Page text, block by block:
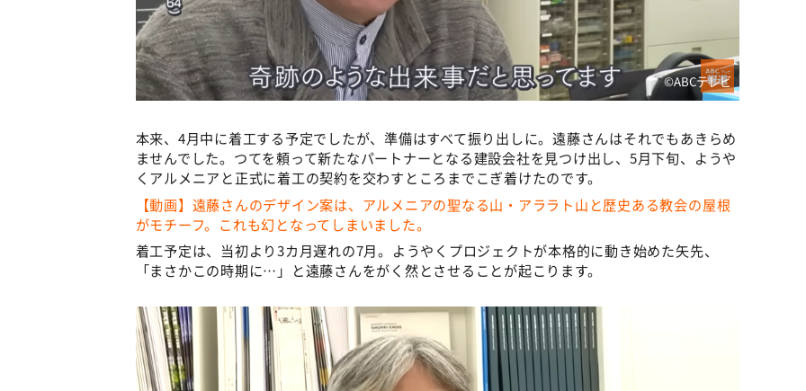
©️ABCテレビ
本来、4月中に着工する予定でしたが、準備はすべて振り出しに。遠藤さんはそれでもあきらめ
ませんでした。つてを頼って新たなパートナーとなる建設会社を見つけ出し、5月下旬、ようや
くアルメニアと正式に着工の契約を交わすところまでこぎ着けたのです。
【動画】遠藤さんのデザイン案は、アルメニアの聖なる山・アララト山と歴史ある教会の屋根
がモチーフ。これも幻となってしまいました。
着工予定は、当初より3カ月遅れの7月。ようやくプロジェクトが本格的に動き始めた矢先、
「まさかこの時期に…」と遠藤さんをがく然とさせることが起こります。